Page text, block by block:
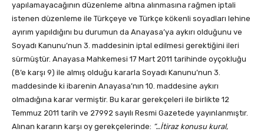
yapılamayacağının düzenleme altına alınmasına rağmen iptali
istenen düzenleme ile Türkçeye ve Türkçe kökenli soyadları lehine
ayırım yapıldığını bu durumun da Anayasa’ya aykırı olduğunu ve
Soyadı Kanunu’nun 3. maddesinin iptal edilmesi gerektiğini ileri
sürmüştür. Anayasa Mahkemesi 17 Mart 2011 tarihinde oyçokluğu
(8’e karşı 9) ile almış olduğu kararla Soyadı Kanunu’nun 3.
maddesinde ki ibarenin Anayasa’nın 10. maddesine aykırı
olmadığına karar vermiştir. Bu karar gerekçeleri ile birlikte 12
Temmuz 2011 tarih ve 27992 sayılı Resmi Gazetede yayınlanmıştır.
Alınan kararın karşı oy gerekçelerinde: “…İtiraz konusu kural,